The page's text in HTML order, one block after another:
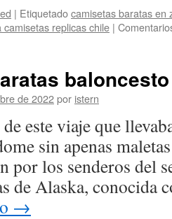
| Etiquetadocamisetas baratas en
camisetas replicas chile |
de 2022por istern
este viaje que
sin apenas
por los senderos del
de Alaska, conocida
→